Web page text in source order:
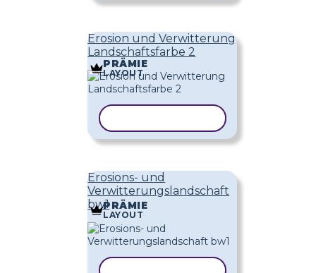
Erosion und Verwitterung
Landschaftsfarbe 2
PRÄMIE
LAYOUT
Erosions- und
Verwitterungslandschaft
bw1PRÄMIE
LAYOUT